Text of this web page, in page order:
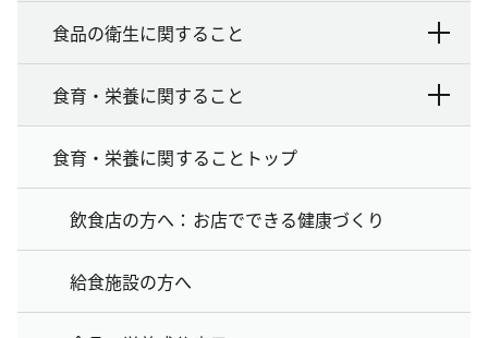
食品の衛生に関すること
食育・栄養に関すること
食育・栄養に関することトップ
飲食店の方へ：お店でできる健康づくり
給食施設の方へ